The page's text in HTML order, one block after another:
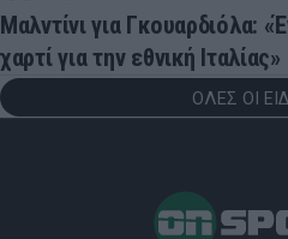
Μαλντίνι για Γκουαρδιόλα:
χαρτί για την εθνική Ιταλίας»
ΟΛΕΣ ΟΙ